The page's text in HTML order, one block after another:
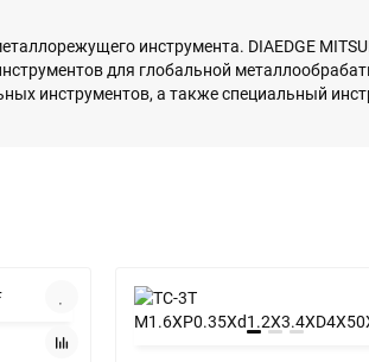
инструмента. DIAEDGE
для глобальной
инструментов, а также специальный